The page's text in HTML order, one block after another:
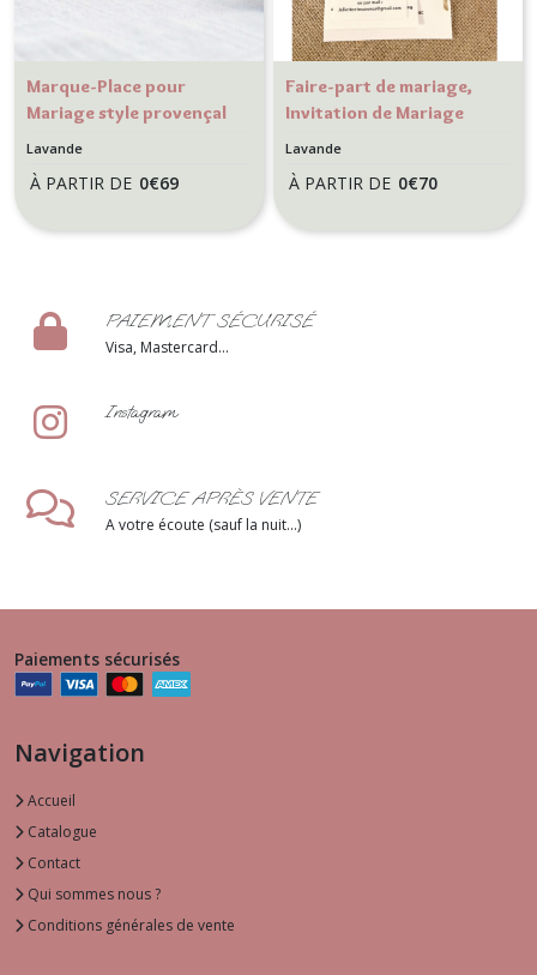
Marque-Place pour
Mariage style provençal
Lavande
À PARTIR DE 0€69
Faire-part de mariage,
Invitation de Mariage
Lavande
À PARTIR DE 0€70
PAIEMENT SÉCURISÉ
Visa, Mastercard...
Instagram
SERVICE APRÈS VENTE
A votre écoute (sauf la nuit...)
Paiements sécurisés
Navigation
Accueil
Catalogue
Contact
Qui sommes nous ?
Conditions générales de vente